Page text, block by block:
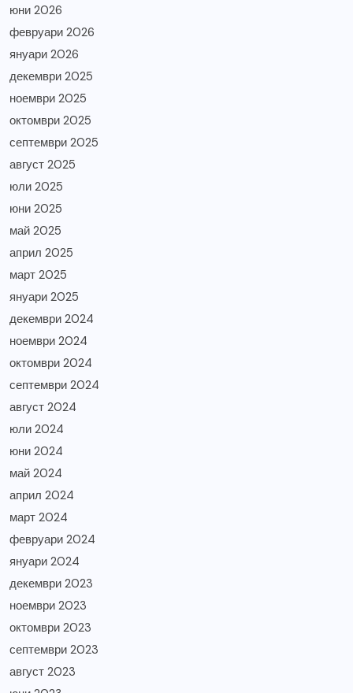
юни 2026
февруари 2026
януари 2026
декември 2025
ноември 2025
октомври 2025
септември 2025
август 2025
юли 2025
юни 2025
май 2025
април 2025
март 2025
януари 2025
декември 2024
ноември 2024
октомври 2024
септември 2024
август 2024
юли 2024
юни 2024
май 2024
април 2024
март 2024
февруари 2024
януари 2024
декември 2023
ноември 2023
октомври 2023
септември 2023
август 2023